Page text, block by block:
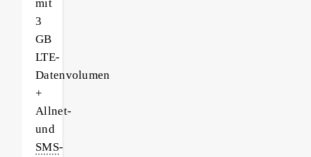
mit
3
GB
LTE-
Datenvolumen
+
Allnet-
und
SMS-